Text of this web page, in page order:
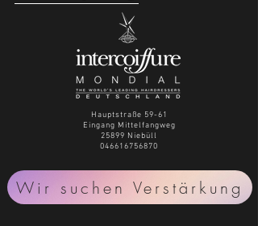
Hauptstraße 59-61
Eingang Mittelfangweg
25899 Niebüll
046616756870
Wir suchen Verstärkung